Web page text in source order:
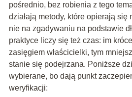
pośrednio, bez robienia z tego
działają metody, które opierają się
nie na zgadywaniu na podstawie
praktyce liczy się też czas: im
zasięgiem właścicielki, tym
stanie się podejrzana. Poniższe
wybierane, bo dają punkt
weryfikacji: